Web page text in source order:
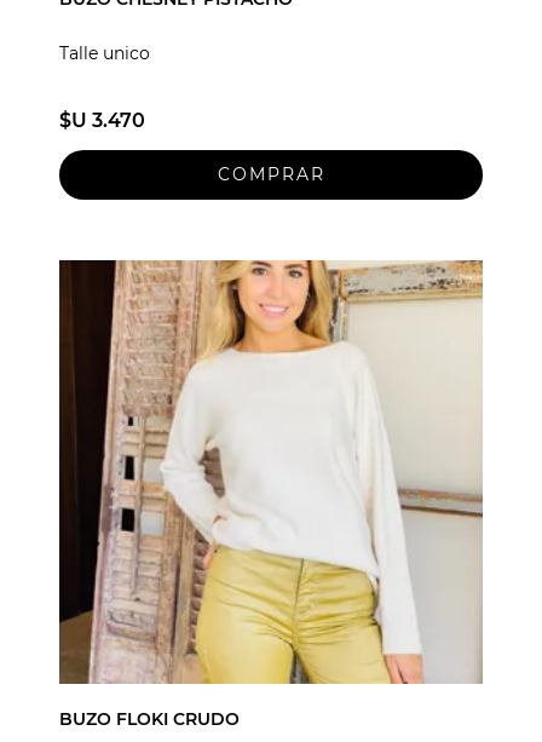
Talle unico
$U 3.470
BUZO FLOKI CRUDO